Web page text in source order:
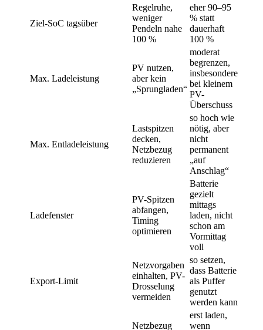
Ziel-SoC tagsüber
Regelruhe,
weniger
Pendeln nahe
100 %
eher 90–95
% statt
dauerhaft
100 %
Max. Ladeleistung
PV nutzen,
aber kein
„Sprungladen“
moderat
begrenzen,
insbesondere
bei kleinem
PV-
Überschuss
Max. Entladeleistung
Lastspitzen
decken,
Netzbezug
reduzieren
so hoch wie
nötig, aber
nicht
permanent
„auf
Anschlag“
Ladefenster
PV-Spitzen
abfangen,
Timing
optimieren
Batterie
gezielt
mittags
laden, nicht
schon am
Vormittag
voll
Export-Limit
Netzvorgaben
einhalten, PV-
Drosselung
vermeiden
so setzen,
dass Batterie
als Puffer
genutzt
werden kann
Netzbezug
erst laden,
wenn